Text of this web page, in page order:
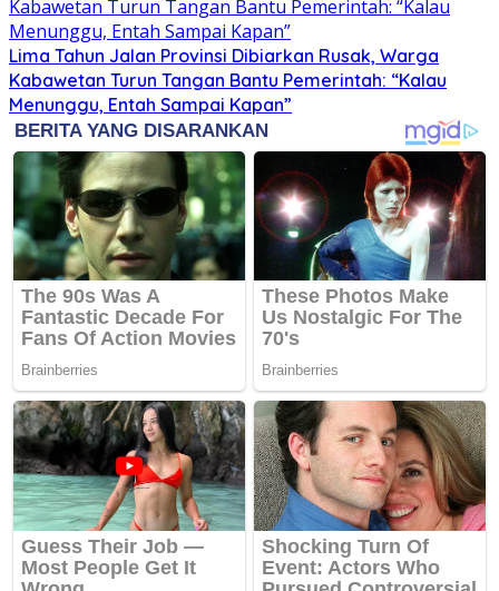
Lima Tahun Jalan Provinsi Dibiarkan Rusak, Warga
Kabawetan Turun Tangan Bantu Pemerintah: “Kalau
Menunggu, Entah Sampai Kapan”